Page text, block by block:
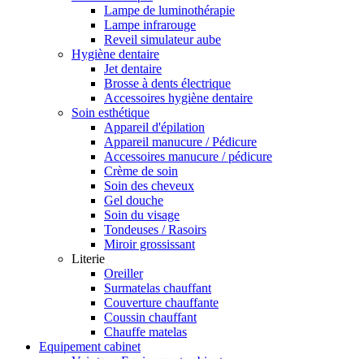
Lampe de luminothérapie
Lampe infrarouge
Reveil simulateur aube
Hygiène dentaire
Jet dentaire
Brosse à dents électrique
Accessoires hygiène dentaire
Soin esthétique
Appareil d'épilation
Appareil manucure / Pédicure
Accessoires manucure / pédicure
Crème de soin
Soin des cheveux
Gel douche
Soin du visage
Tondeuses / Rasoirs
Miroir grossissant
Literie
Oreiller
Surmatelas chauffant
Couverture chauffante
Coussin chauffant
Chauffe matelas
Equipement cabinet